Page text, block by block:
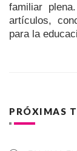
familiar
artículos,
para la
PRÓXIMAS